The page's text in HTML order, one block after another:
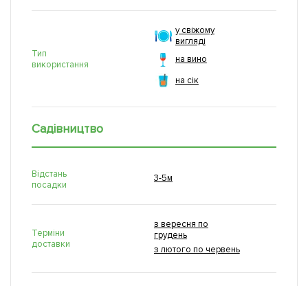
Тип
використання
у свіжому
вигляді
на вино
на сік
Садівництво
Відстань
посадки
3-5м
Терміни
доставки
з вересня по
грудень
з лютого по червень